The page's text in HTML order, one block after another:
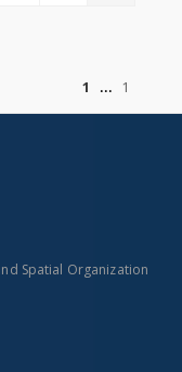
1
1
Spatial Organization